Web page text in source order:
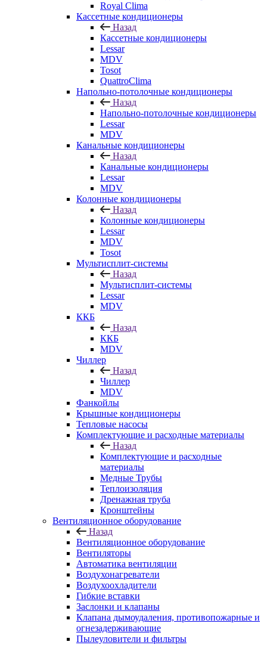
Royal Clima
Кассетные кондиционеры
Назад
Кассетные кондиционеры
Lessar
MDV
Tosot
QuattroClima
Напольно-потолочные кондиционеры
Назад
Напольно-потолочные кондиционеры
Lessar
MDV
Канальные кондиционеры
Назад
Канальные кондиционеры
Lessar
MDV
Колонные кондиционеры
Назад
Колонные кондиционеры
Lessar
MDV
Tosot
Мультисплит-системы
Назад
Мультисплит-системы
Lessar
MDV
ККБ
Назад
ККБ
MDV
Чиллер
Назад
Чиллер
MDV
Фанкойлы
Крышные кондиционеры
Тепловые насосы
Комплектующие и расходные материалы
Назад
Комплектующие и расходные
материалы
Медные Трубы
Теплоизоляция
Дренажная труба
Кронштейны
Вентиляционное оборудование
Назад
Вентиляционное оборудование
Вентиляторы
Автоматика вентиляции
Воздухонагреватели
Воздухоохладители
Гибкие вставки
Заслонки и клапаны
Клапана дымоудаления, противопожарные и
огнезадерживающие
Пылеуловители и фильтры